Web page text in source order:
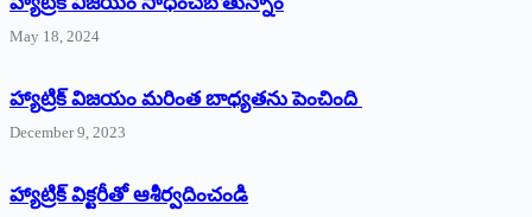
May 18, 2024
హ్యాట్రిక్ విజయం మరింత బాధ్యతను పెంచింది
December 9, 2023
హ్యాట్రిక్‌ ‌విక్టరీతో ఆశీర్వదించండి